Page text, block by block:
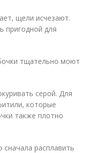
щели исчезают.
пригодной для
тщательно моют
серой. Для
которые
также плотно
расплавить